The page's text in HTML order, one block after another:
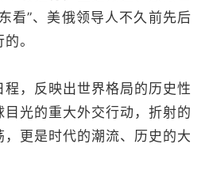
看”、美俄领导人不久前先后
。
，反映出世界格局的历史性
光的重大外交行动，折射的
更是时代的潮流、历史的大